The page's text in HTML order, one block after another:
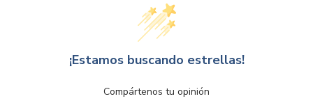
¡Estamos buscando estrellas!
Compártenos tu opinión